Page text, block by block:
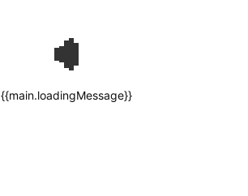
{{main.loadingMessage}}